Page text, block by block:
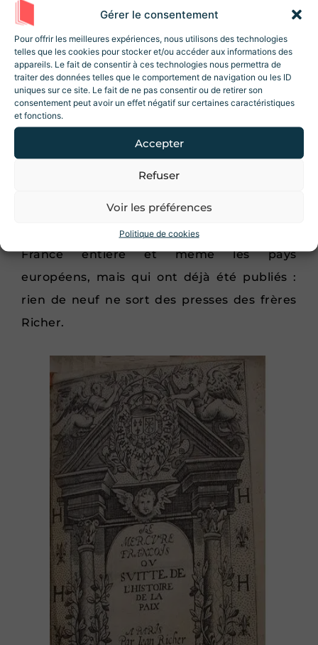
Gérer le consentement
Pour offrir les meilleures expériences, nous utilisons des technologies
telles que les cookies pour stocker et/ou accéder aux informations des
appareils. Le fait de consentir à ces technologies nous permettra de
traiter des données telles que le comportement de navigation ou les ID
uniques sur ce site. Le fait de ne pas consentir ou de retirer son
consentement peut avoir un effet négatif sur certaines caractéristiques
et fonctions.
Accepter
Refuser
Voir les préférences
Politique de cookies
collaboration n’est pas plus intense. Le
Mercure
important, c’est une publication qui veut
perdurer et qui a des relations cordiales
avec le pouvoir royal, sans aller plus loin.
La spécificité duMercure François
Qu’est-ce qui peut faire la spécificité du
dans ses publications qu’on les trouve. Ce
sont des textes qui, certes, couvrent la
France entière et même les pays
européens, mais qui ont déjà été publiés :
rien de neuf ne sort des presses des frères
Richer.
Rejoignez la Newsletter
Revue Histoire !
10% de réduction sur la boutique lors de
votre inscription ! Des articles, des
ressources et des contenus exclusifs 😃
J'accepte les conditions d'utilisations.
Je m'inscris